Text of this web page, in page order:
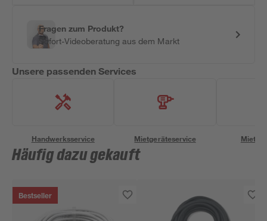
Fragen zum Produkt?
Sofort-Videoberatung aus dem Markt
Unsere passenden Services
Handwerksservice Mietgeräteservice
Häufig dazu gekauft
Bestseller